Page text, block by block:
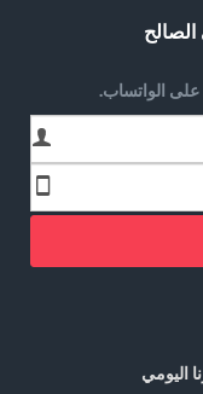
الواتساب.
اليومي